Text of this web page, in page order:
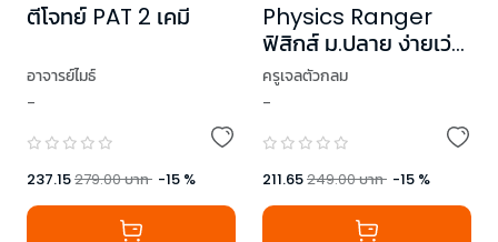
ตีโจทย์ PAT 2 เคมี
อาจารย์ไมธ์
-
237.15279.00บาท -15 %
Physics Ranger
ฟิสิกส์ ม.ปลาย ง่ายเว่อ
ร์ๆ! เล่ม 2
ครูเจลตัวกลม
-
211.65249.00บาท -15 %